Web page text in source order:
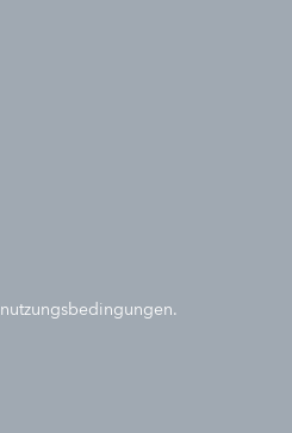
nutzungsbedingungen.